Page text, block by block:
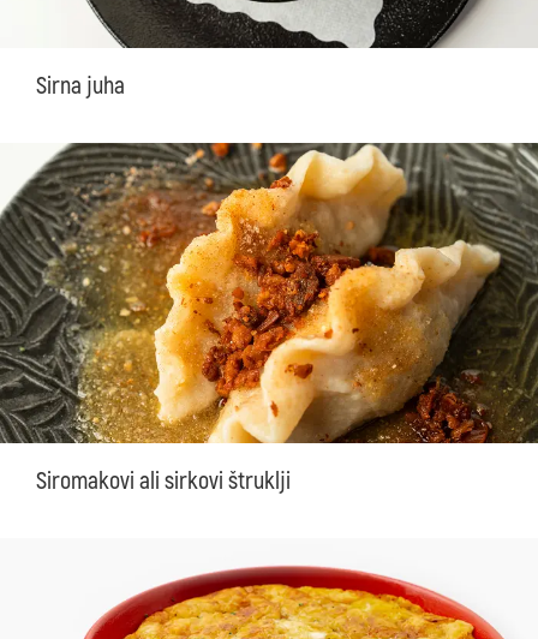
Sirna juha
Siromakovi ali sirkovi štruklji